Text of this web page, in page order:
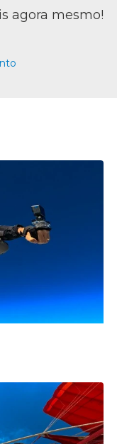
agora mesmo!